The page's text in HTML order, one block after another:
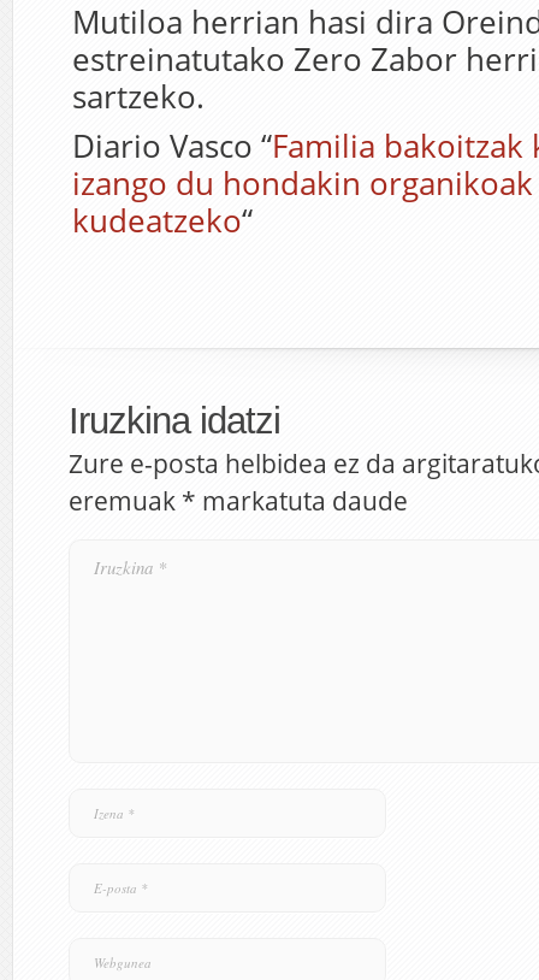
Mutiloa herrian hasi dira
estreinatutako Zero Zabor
sartzeko.
Diario Vasco “Familia bakoitzak
izango du hondakin
kudeatzeko“
Iruzkina idatzi
Zure e-posta helbidea ez da
eremuak * markatuta daude